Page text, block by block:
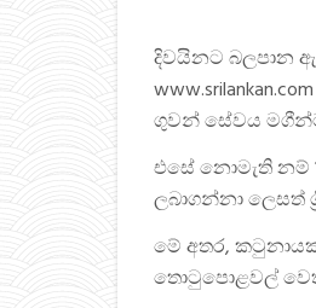
දිවයිනට බලපාන
ගුවන් සේවය
එසේ නොමැති නම්
ලබාගන්නා ලෙසත්
මේ අතර,
තොටුපොළවල්